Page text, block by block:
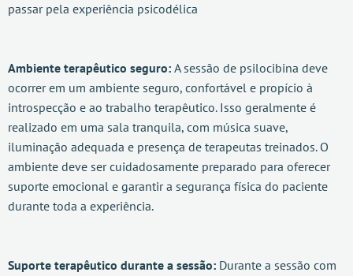
passar pela experiência psicodélica
Ambiente terapêutico seguro: A sessão de psilocibina deve
ocorrer em um ambiente seguro, confortável e propício à
introspecção e ao trabalho terapêutico. Isso geralmente é
realizado em uma sala tranquila, com música suave,
iluminação adequada e presença de terapeutas treinados. O
ambiente deve ser cuidadosamente preparado para oferecer
suporte emocional e garantir a segurança física do paciente
durante toda a experiência.
Suporte terapêutico durante a sessão: Durante a sessão com